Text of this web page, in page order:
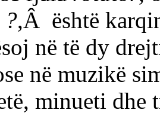
?,Â është
në të dy
në muzikë
minueti dhe